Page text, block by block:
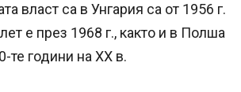
власт са в Унгария са от 1956 г.
е през 1968 г., както и в Полша
те години на XX в.